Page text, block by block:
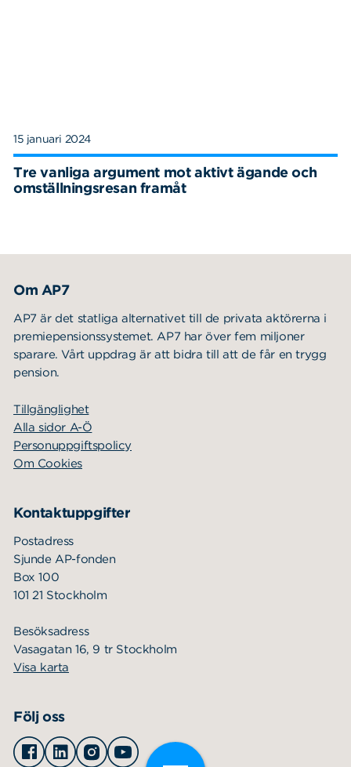
15 januari 2024
Tre vanliga argument mot aktivt ägande och
omställningsresan framåt
Om AP7
AP7 är det statliga alternativet till de privata aktörerna i
premiepensionssystemet. AP7 har över fem miljoner
sparare. Vårt uppdrag är att bidra till att de får en trygg
pension.
Tillgänglighet
Alla sidor A-Ö
Personuppgiftspolicy
Om Cookies
Kontaktuppgifter
Postadress
Sjunde AP-fonden
Box 100
101 21 Stockholm
Besöksadress
Vasagatan 16, 9 tr Stockholm
Visa karta
Följ oss
Facebook
LinkedinInstagramYoutube